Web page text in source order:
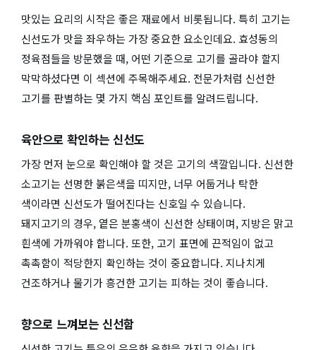
맛있는 요리의 시작은 좋은 재료에서 비롯됩니다. 특히 고기는
신선도가 맛을 좌우하는 가장 중요한 요소인데요. 효성동의
정육점들을 방문했을 때, 어떤 기준으로 고기를 골라야 할지
막막하셨다면 이 섹션에 주목해주세요. 전문가처럼 신선한
고기를 판별하는 몇 가지 핵심 포인트를 알려드립니다.
육안으로 확인하는 신선도
가장 먼저 눈으로 확인해야 할 것은 고기의 색깔입니다. 신선한
소고기는 선명한 붉은색을 띠지만, 너무 어둡거나 탁한
색이라면 신선도가 떨어진다는 신호일 수 있습니다.
돼지고기의 경우, 옅은 분홍색이 신선한 상태이며, 지방은 맑고
흰색에 가까워야 합니다. 또한, 고기 표면에 끈적임이 없고
촉촉함이 적당한지 확인하는 것이 중요합니다. 지나치게
건조하거나 물기가 흥건한 고기는 피하는 것이 좋습니다.
향으로 느껴보는 신선함